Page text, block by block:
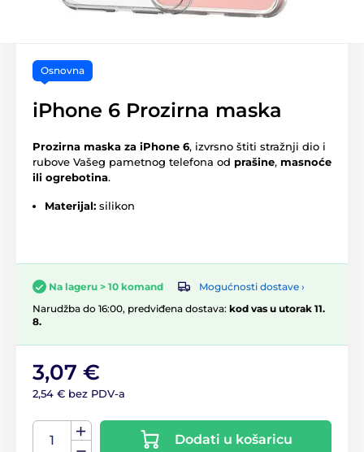
Osnovna
iPhone 6 Prozirna maska
Prozirna maska za iPhone 6, izvrsno štiti stražnji dio i
rubove Vašeg pametnog telefona od prašine, masnoće
ili ogrebotina.
Materijal: silikon
Na lageru > 10 komand
Mogućnosti dostave ›
Narudžba do 16:00, predviđena dostava: kod vas u utorak 11.
8.
3,07 €
2,54 € bez PDV-a
Dodati u košaricu